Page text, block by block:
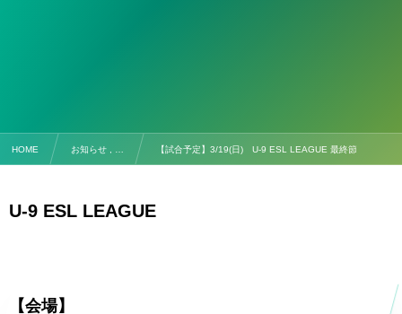
HOME お知らせ , … 【試合予定】3/19(日) U-9 ESL LEAGUE 最終節
U-9 ESL LEAGUE
【会場】